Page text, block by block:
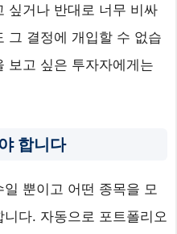
싶거나 반대로 너무 비싸
그 결정에 개입할 수 없습
보고 싶은 투자자에게는
합니다
뿐이고 어떤 종목을 모
다. 자동으로 포트폴리오